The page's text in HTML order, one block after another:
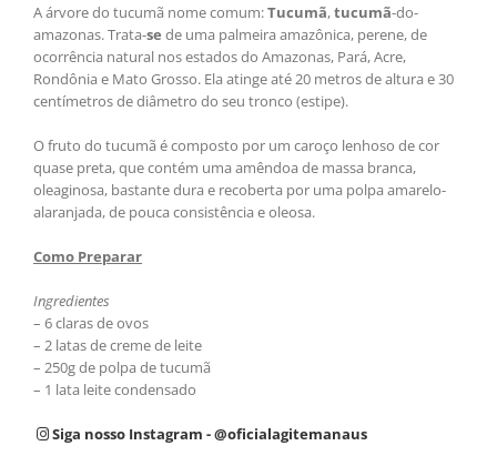
A árvore do tucumã nome comum:Tucumã,tucumã-do-
amazonas. Trata-se de uma palmeira amazônica, perene, de
ocorrência natural nos estados do Amazonas, Pará, Acre,
Rondônia e Mato Grosso. Ela atinge até 20 metros de altura e 30
centímetros de diâmetro do seu tronco (estipe).
O fruto do tucumã é composto por um caroço lenhoso de cor
quase preta, que contém uma amêndoa de massa branca,
oleaginosa, bastante dura e recoberta por uma polpa amarelo-
alaranjada, de pouca consistência e oleosa.
Como Preparar
Ingredientes
– 6 claras de ovos
– 2 latas de creme de leite
– 250g de polpa de tucumã
– 1 lata leite condensado
Siga nosso Instagram - @oficialagitemanaus